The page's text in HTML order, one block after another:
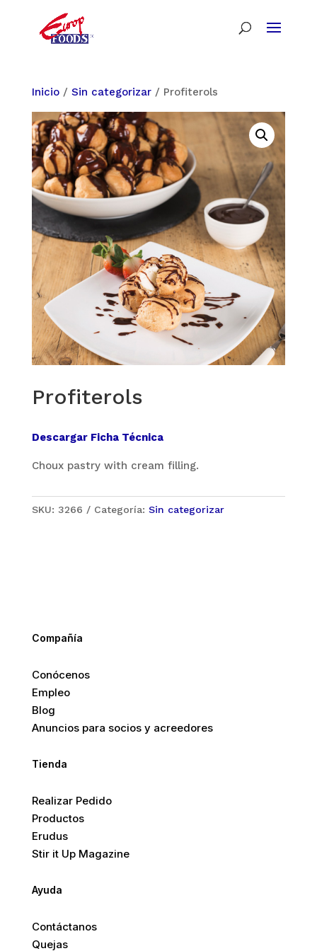
Inicio/ Sin categorizar/ Profiterols
Profiterols
Descargar Ficha Técnica
Choux pastry with cream filling.
SKU: 3266 Categoría: Sin categorizar
Compañía
Conócenos
Empleo
Blog
Anuncios para socios y acreedores
Tienda
Realizar Pedido
Productos
Erudus
Stir it Up Magazine
Ayuda
Contáctanos
Quejas